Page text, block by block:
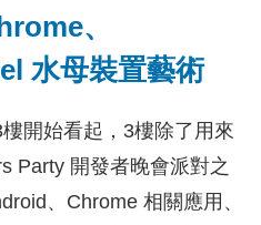
、
水母裝置藝術
開始看起，3樓除了用來
Party 開發者晚會派對之
、Chrome 相關應用、